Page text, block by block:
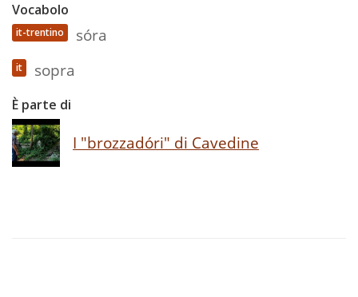
Vocabolo
it-trentino sóra
it sopra
È parte di
I "brozzadóri" di Cavedine